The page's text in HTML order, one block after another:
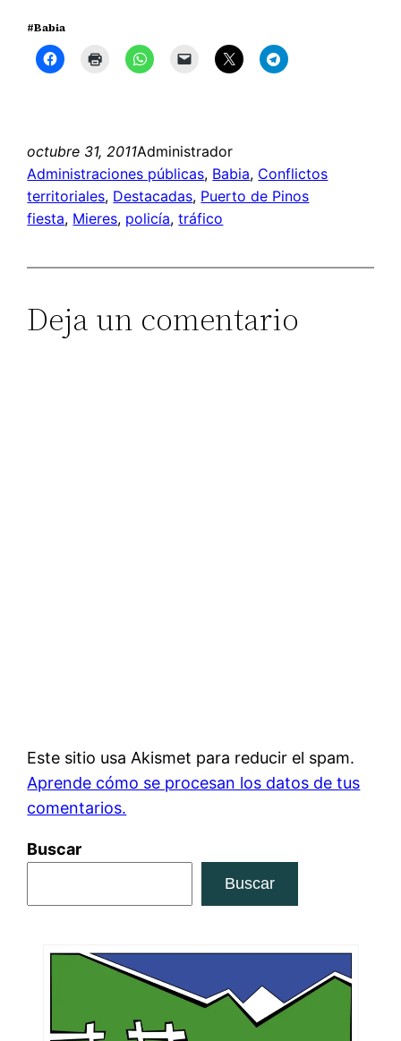
#Babia
octubre 31, 2011Administrador
Administraciones públicas, Babia, Conflictos
territoriales, Destacadas, Puerto de Pinos
fiesta, Mieres, policía, tráfico
Deja un comentario
Este sitio usa Akismet para reducir el spam.
Aprende cómo se procesan los datos de tus
comentarios.
Buscar
Buscar